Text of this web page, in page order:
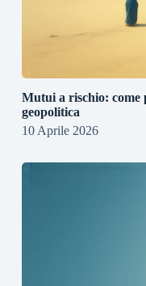
Mutui a rischio: come
geopolitica
10 Aprile 2026